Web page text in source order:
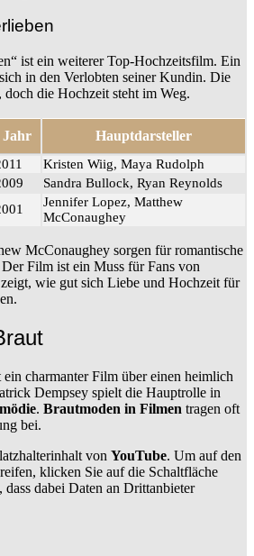
ist ein weiterer Top-Hochzeitsfilm. Ein
in den Verlobten seiner Kundin. Die
die Hochzeit steht im Weg.
Jahr Hauptdarsteller
Kristen Wiig, Maya Rudolph
Sandra Bullock, Ryan Reynolds
Jennifer Lopez, Matthew
McConaughey
McConaughey sorgen für romantische
Film ist ein Muss für Fans von
wie gut sich Liebe und Hochzeit für
charmanter Film über einen heimlich
Dempsey spielt die Hauptrolle in
. Brautmoden in Filmen tragen oft
bei.
von YouTube. Um auf den
klicken Sie auf die Schaltfläche
dass dabei Daten an Drittanbieter